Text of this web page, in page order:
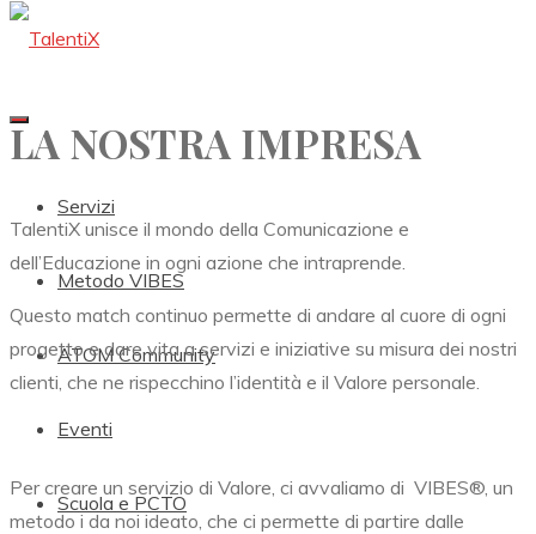
Servizi
Metodo VIBES
ATOM Community
Eventi
Scuola e PCTO
LA NOSTRA IMPRESA
TalentiX unisce il mondo della Comunicazione e
dell’Educazione in ogni azione che intraprende.
Questo match continuo permette di andare al cuore di ogni
progetto e dare vita a servizi e iniziative su misura dei nostri
clienti, che ne rispecchino l’identità e il Valore personale.
Per creare un servizio di Valore, ci avvaliamo di VIBES®, un
metodo i da noi ideato, che ci permette di partire dalle